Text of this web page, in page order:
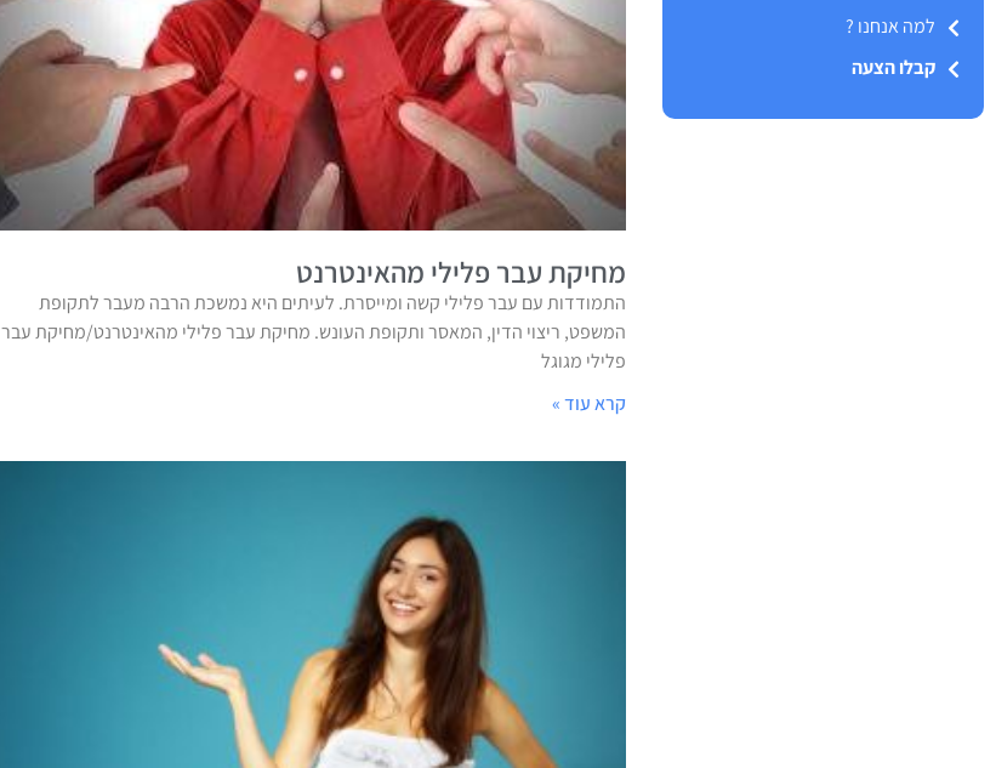
למה אנחנו ?
קבלו הצעה
מחיקת עבר פלילי מהאינטרנט
התמודדות עם עבר פלילי קשה ומייסרת. לעיתים היא נמשכת הרבה מעבר לתקופת
המשפט, ריצוי הדין, המאסר ותקופת העונש. מחיקת עבר פלילי מהאינטרנט/מחיקת עבר
פלילי מגוגל
קרא עוד »